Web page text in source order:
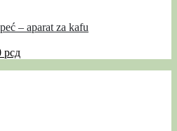
– aparat za kafu
рсд